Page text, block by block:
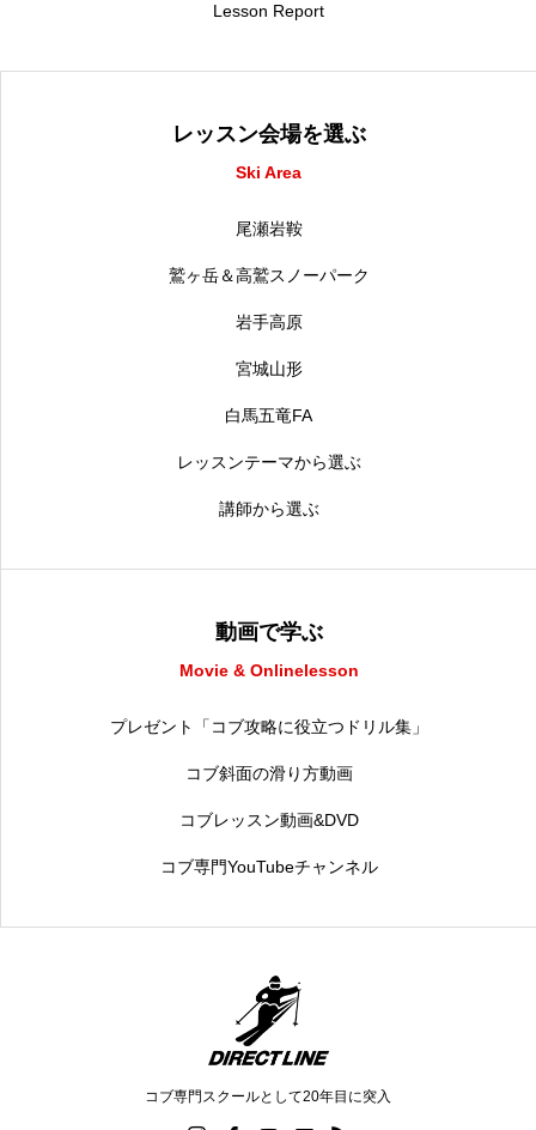
Lesson Report
レッスン会場を選ぶ
Ski Area
尾瀬岩鞍
鷲ヶ岳＆高鷲スノーパーク
岩手高原
宮城山形
白馬五竜FA
レッスンテーマから選ぶ
講師から選ぶ
動画で学ぶ
Movie & Onlinelesson
プレゼント「コブ攻略に役立つドリル集」
コブ斜面の滑り方動画
コブレッスン動画&DVD
コブ専門YouTubeチャンネル
コブ専門スクールとして20年目に突入